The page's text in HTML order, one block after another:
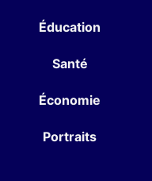
Éducation
Santé
Économie
Portraits